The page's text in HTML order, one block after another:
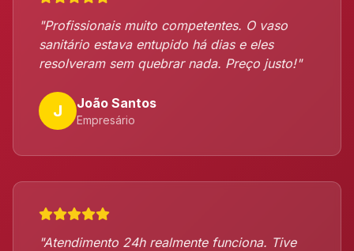
"Profissionais muito competentes. O vaso
sanitário estava entupido há dias e eles
resolveram sem quebrar nada. Preço justo!"
J João Santos
Empresário
"Atendimento 24h realmente funciona. Tive